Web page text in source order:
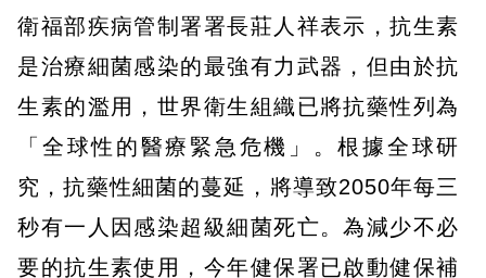
衛福部疾病管制署署長莊人祥表示，抗生素
是治療細菌感染的最強有力武器，但由於抗
生素的濫用，世界衛生組織已將抗藥性列為
「全球性的醫療緊急危機」。根據全球研
究，抗藥性細菌的蔓延，將導致2050年每三
秒有一人因感染超級細菌死亡。為減少不必
要的抗生素使用，今年健保署已啟動健保補